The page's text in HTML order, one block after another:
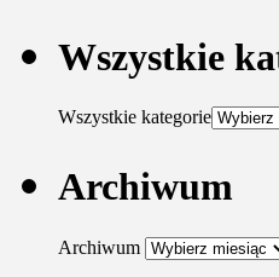
Wszystkie
Wszystkie kategorie
Archiwum
Archiwum